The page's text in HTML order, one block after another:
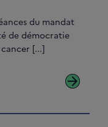
du mandat
de démocratie
[...]
arrow_forward